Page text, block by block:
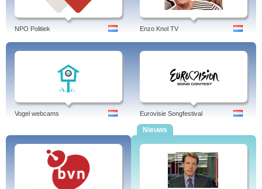
NPO Politiek Enzo Knol TV
Vogel webcams Eurovisie Songfestival
Nieuws